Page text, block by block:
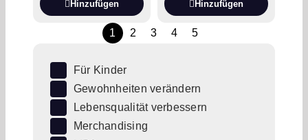
Hinzufügen Hinzufügen
1 2 3 4 5
Für Kinder
Gewohnheiten verändern
Lebensqualität verbessern
Merchandising